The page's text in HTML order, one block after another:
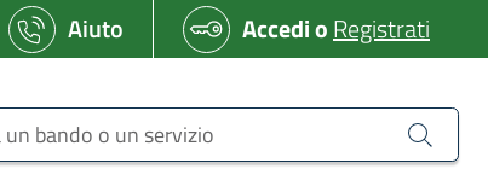
Aiuto AccedioRegistrati
o un servizio